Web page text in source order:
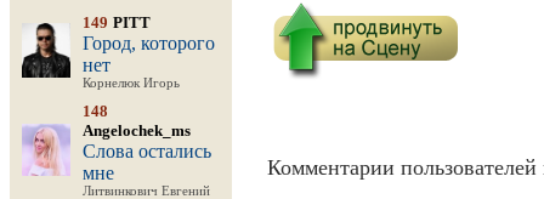
149 PITT
Город, которого
нет
Корнелюк Игорь
148
Angelochek_ms
Слова остались
мне
Литвинкович Евгений
Комментарии пользователей